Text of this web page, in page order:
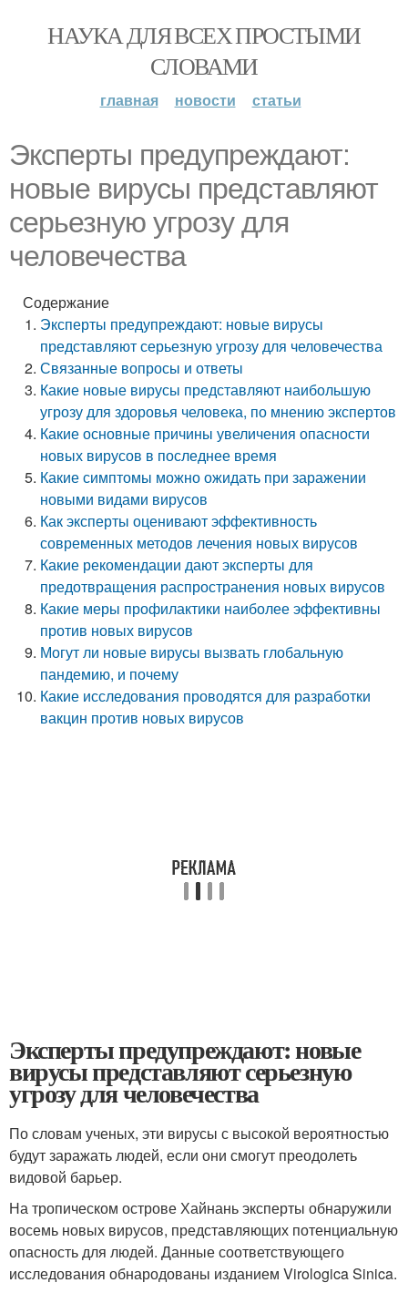
НАУКА ДЛЯ ВСЕХ ПРОСТЫМИ
СЛОВАМИ
главная новости статьи
Эксперты предупреждают:
новые вирусы представляют
серьезную угрозу для
человечества
Содержание
Эксперты предупреждают: новые вирусы
представляют серьезную угрозу для человечества
Связанные вопросы и ответы
Какие новые вирусы представляют наибольшую
угрозу для здоровья человека, по мнению экспертов
Какие основные причины увеличения опасности
новых вирусов в последнее время
Какие симптомы можно ожидать при заражении
новыми видами вирусов
Как эксперты оценивают эффективность
современных методов лечения новых вирусов
Какие рекомендации дают эксперты для
предотвращения распространения новых вирусов
Какие меры профилактики наиболее эффективны
против новых вирусов
Могут ли новые вирусы вызвать глобальную
пандемию, и почему
Какие исследования проводятся для разработки
вакцин против новых вирусов
Эксперты предупреждают: новые
вирусы представляют серьезную
угрозу для человечества
По словам ученых, эти вирусы с высокой вероятностью
будут заражать людей, если они смогут преодолеть
видовой барьер.
На тропическом острове Хайнань эксперты обнаружили
восемь новых вирусов, представляющих потенциальную
опасность для людей. Данные соответствующего
исследования обнародованы изданием Virologica Sinica.